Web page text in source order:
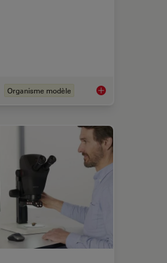
Organisme modèle A Guide to C.